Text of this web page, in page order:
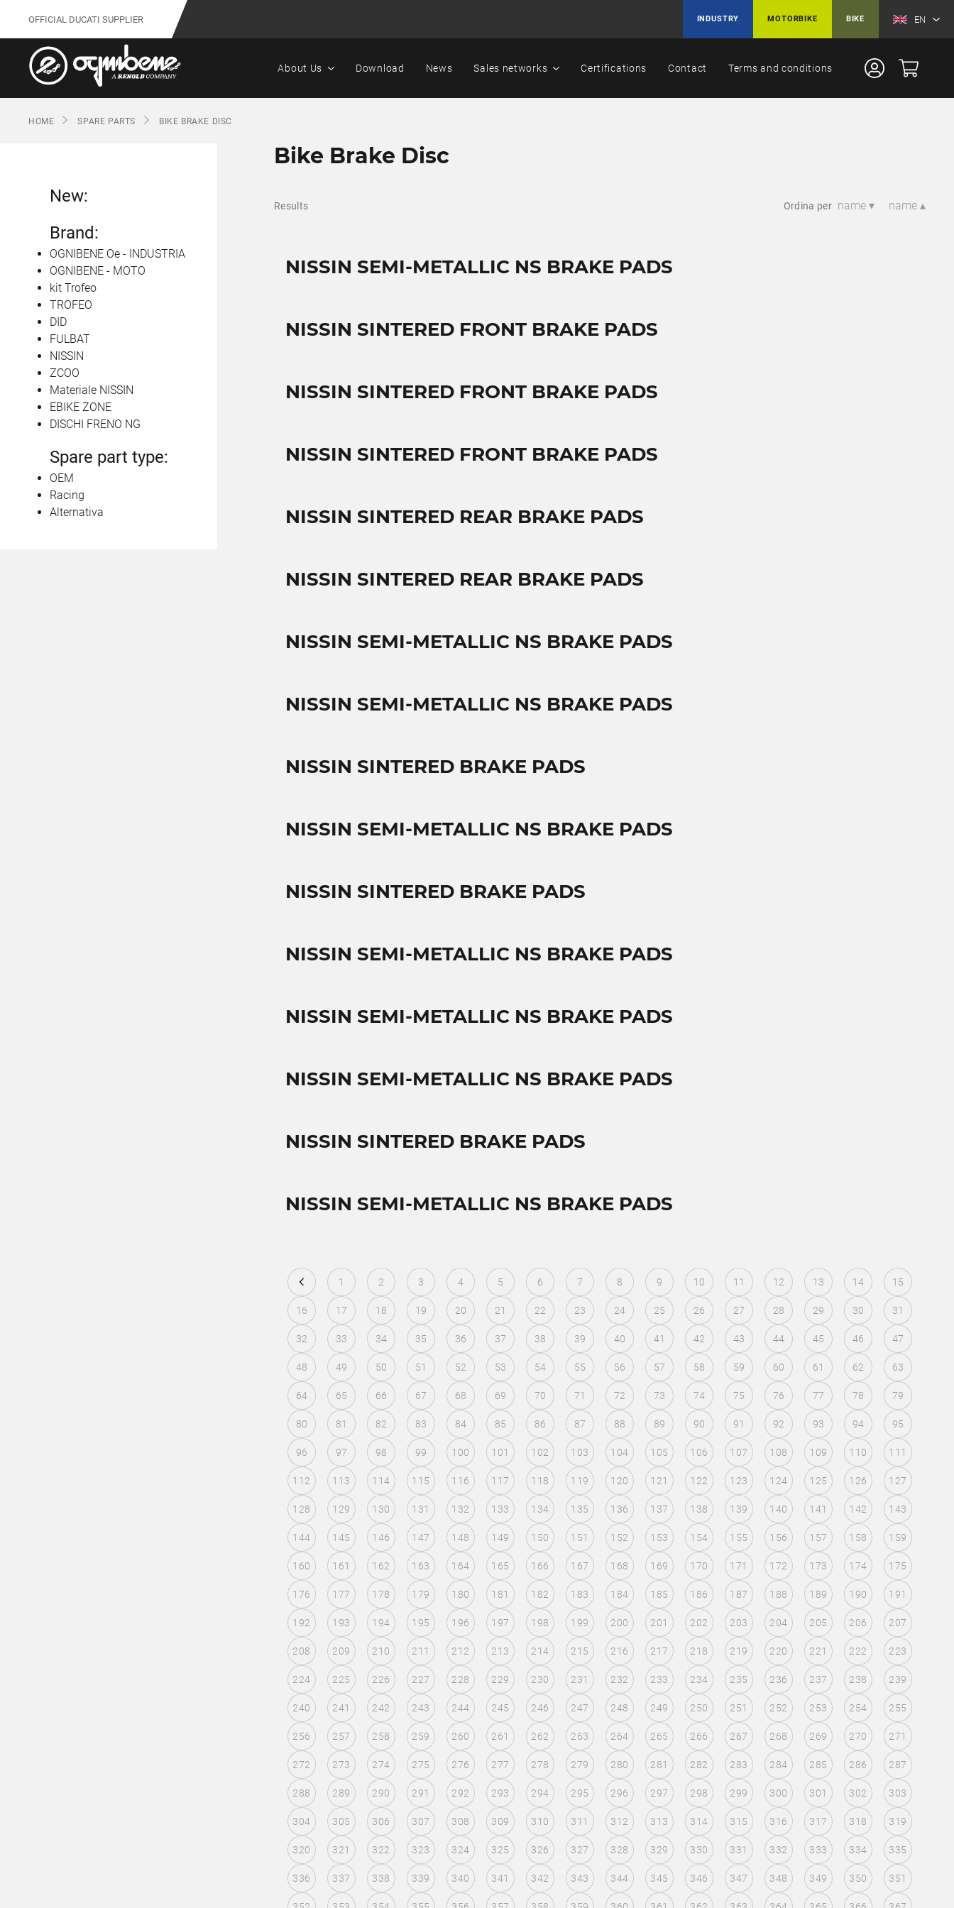
OFFICIAL DUCATI SUPPLIER INDUSTRY MOTORBIKE BIKE EN
About Us Download News Sales networks Certifications Contact Terms and conditions
HOME SPARE PARTS BIKE BRAKE DISC
Bike Brake Disc
Results Ordina per name ▾ name ▴
NISSIN SEMI-METALLIC NS BRAKE PADS
NISSIN SINTERED FRONT BRAKE PADS
NISSIN SINTERED FRONT BRAKE PADS
NISSIN SINTERED FRONT BRAKE PADS
NISSIN SINTERED REAR BRAKE PADS
NISSIN SINTERED REAR BRAKE PADS
NISSIN SEMI-METALLIC NS BRAKE PADS
NISSIN SEMI-METALLIC NS BRAKE PADS
NISSIN SINTERED BRAKE PADS
NISSIN SEMI-METALLIC NS BRAKE PADS
NISSIN SINTERED BRAKE PADS
NISSIN SEMI-METALLIC NS BRAKE PADS
NISSIN SEMI-METALLIC NS BRAKE PADS
NISSIN SEMI-METALLIC NS BRAKE PADS
NISSIN SINTERED BRAKE PADS
NISSIN SEMI-METALLIC NS BRAKE PADS
1 2 3 4 5 6 7 8 9 10 11 12 13 14 15
16 17 18 19 20 21 22 23 24 25 26 27 28 29 30 31
32 33 34 35 36 37 38 39 40 41 42 43 44 45 46 47
48 49 50 51 52 53 54 55 56 57 58 59 60 61 62 63
64 65 66 67 68 69 70 71 72 73 74 75 76 77 78 79
80 81 82 83 84 85 86 87 88 89 90 91 92 93 94 95
96 97 98 99 100 101 102 103 104 105 106 107 108 109 110 111
112 113 114 115 116 117 118 119 120 121 122 123 124 125 126 127
128 129 130 131 132 133 134 135 136 137 138 139 140 141 142 143
144 145 146 147 148 149 150 151 152 153 154 155 156 157 158 159
160 161 162 163 164 165 166 167 168 169 170 171 172 173 174 175
176 177 178 179 180 181 182 183 184 185 186 187 188 189 190 191
192 193 194 195 196 197 198 199 200 201 202 203 204 205 206 207
208 209 210 211 212 213 214 215 216 217 218 219 220 221 222 223
224 225 226 227 228 229 230 231 232 233 234 235 236 237 238 239
240 241 242 243 244 245 246 247 248 249 250 251 252 253 254 255
256 257 258 259 260 261 262 263 264 265 266 267 268 269 270 271
272 273 274 275 276 277 278 279 280 281 282 283 284 285 286 287
288 289 290 291 292 293 294 295 296 297 298 299 300 301 302 303
304 305 306 307 308 309 310 311 312 313 314 315 316 317 318 319
320 321 322 323 324 325 326 327 328 329 330 331 332 333 334 335
336 337 338 339 340 341 342 343 344 345 346 347 348 349 350 351
New:
Brand:
OGNIBENE Oe - INDUSTRIA
OGNIBENE - MOTO
kit Trofeo
TROFEO
DID
FULBAT
NISSIN
ZCOO
Materiale NISSIN
EBIKE ZONE
DISCHI FRENO NG
Spare part type:
OEM
Racing
Alternativa